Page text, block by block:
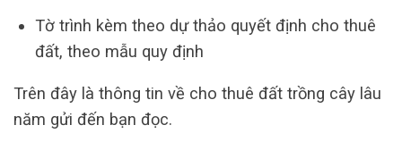
Tờ trình kèm theo dự thảo quyết định cho thuê
đất, theo mẫu quy định
Trên đây là thông tin về cho thuê đất trồng cây lâu
năm gửi đến bạn đọc.